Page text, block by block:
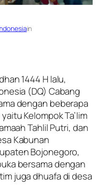
in
1444 H lalu,
(DQ) Cabang
dengan beberapa
Kelompok Ta’lim
Tahlil Putri, dan
Kabunan
Bojonegoro,
bersama dengan
juga dhuafa di desa